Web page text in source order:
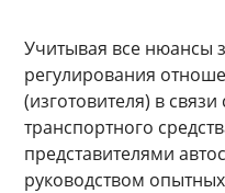
Учитывая все нюансы
регулирования
(изготовителя) в
транспортного
представителями
руководством